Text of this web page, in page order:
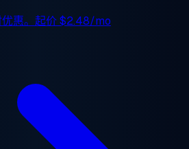
惠。起价$2.48/mo